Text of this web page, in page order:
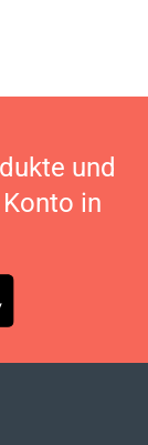
und
in